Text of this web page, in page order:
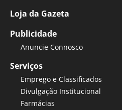
Loja da Gazeta
Publicidade
Anuncie Connosco
Serviços
Emprego e Classificados
Divulgação Institucional
Farmácias